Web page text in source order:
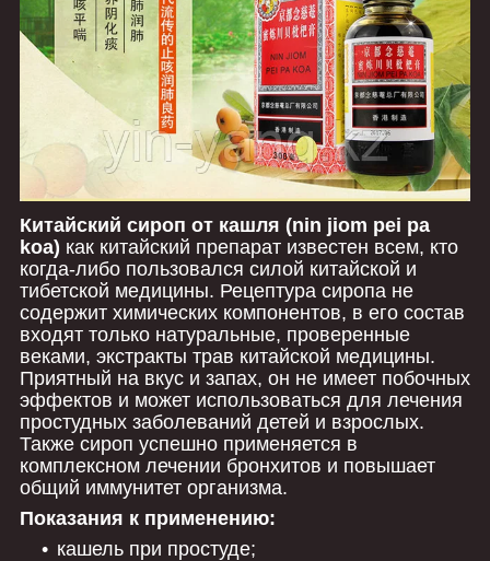
Китайский сироп от кашля (nin jiom pei pa
koa) как китайский препарат известен всем, кто
когда-либо пользовался силой китайской и
тибетской медицины. Рецептура сиропа не
содержит химических компонентов, в его состав
входят только натуральные, проверенные
веками, экстракты трав китайской медицины.
Приятный на вкус и запах, он не имеет побочных
эффектов и может использоваться для лечения
простудных заболеваний детей и взрослых.
Также сироп успешно применяется в
комплексном лечении бронхитов и повышает
общий иммунитет организма.
Показания к применению:
кашель при простуде;